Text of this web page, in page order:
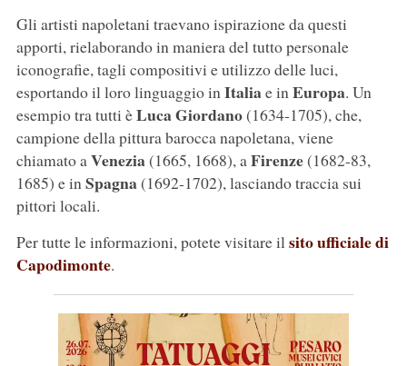
Gli artisti napoletani traevano ispirazione da questi
apporti, rielaborando in maniera del tutto personale
iconografie, tagli compositivi e utilizzo delle luci,
esportando il loro linguaggio inItaliae inEuropa. Un
esempio tra tutti èLuca Giordano(1634-1705), che,
campione della pittura barocca napoletana, viene
chiamato aVenezia(1665, 1668), aFirenze(1682-83,
1685) e inSpagna(1692-1702), lasciando traccia sui
pittori locali.
Per tutte le informazioni, potete visitare ilsito ufficiale di
Capodimonte.